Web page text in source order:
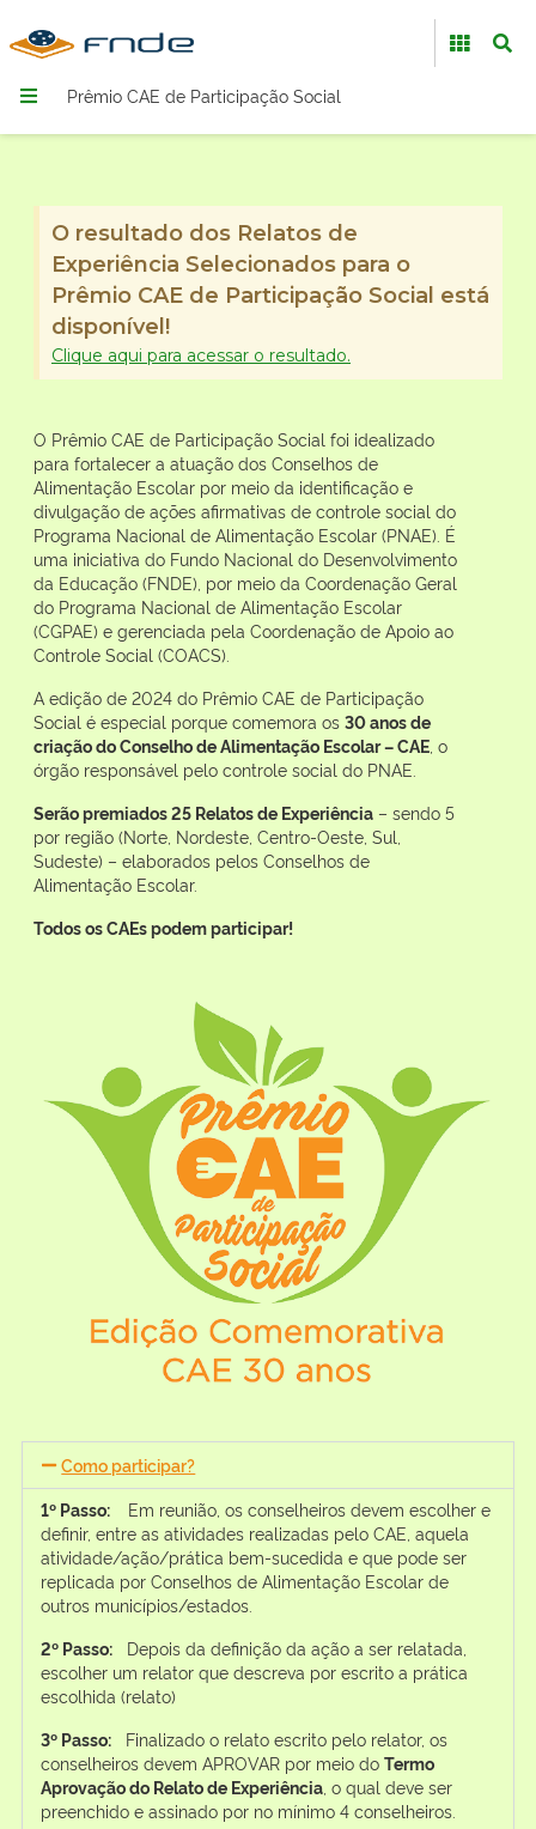
Prêmio CAE de Participação Social
O resultado dos Relatos de
Experiência Selecionados para o
Prêmio CAE de Participação Social está
disponível!
Clique aqui para acessar o resultado.
O Prêmio CAE de Participação Social foi idealizado
para fortalecer a atuação dos Conselhos de
Alimentação Escolar por meio da identificação e
divulgação de ações afirmativas de controle social do
Programa Nacional de Alimentação Escolar (PNAE). É
uma iniciativa do Fundo Nacional do Desenvolvimento
da Educação (FNDE), por meio da Coordenação Geral
do Programa Nacional de Alimentação Escolar
(CGPAE) e gerenciada pela Coordenação de Apoio ao
Controle Social (COACS).
A edição de 2024 do Prêmio CAE de Participação
Social é especial porque comemora os 30 anos de
criação do Conselho de Alimentação Escolar – CAE , o
órgão responsável pelo controle social do PNAE.
Serão premiados 25 Relatos de Experiência – sendo 5
por região (Norte, Nordeste, Centro-Oeste, Sul,
Sudeste) – elaborados pelos Conselhos de
Alimentação Escolar.
Todos os CAEs podem participar!
Como participar?
1º Passo:
Em reunião, os conselheiros devem escolher e
definir, entre as atividades realizadas pelo CAE, aquela
atividade/ação/prática bem-sucedida e que pode ser
replicada por Conselhos de Alimentação Escolar de
outros municípios/estados.
2º Passo: Depois da definição da ação a ser relatada,
escolher um relator que descreva por escrito a prática
escolhida (relato)
3º Passo: Finalizado o relato escrito pelo relator, os
conselheiros devem APROVAR por meio do Termo
Aprovação do Relato de Experiência , o qual deve ser
preenchido e assinado por no mínimo 4 conselheiros.